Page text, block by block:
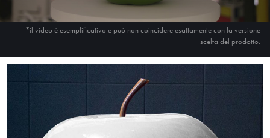
*il video è esemplificativo e può non coincidere esattamente con la versione
scelta del prodotto.